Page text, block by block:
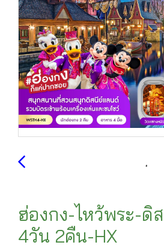
ฮ่องกง-ไหว้พระ-ดิ
4วัน 2คืน-HX